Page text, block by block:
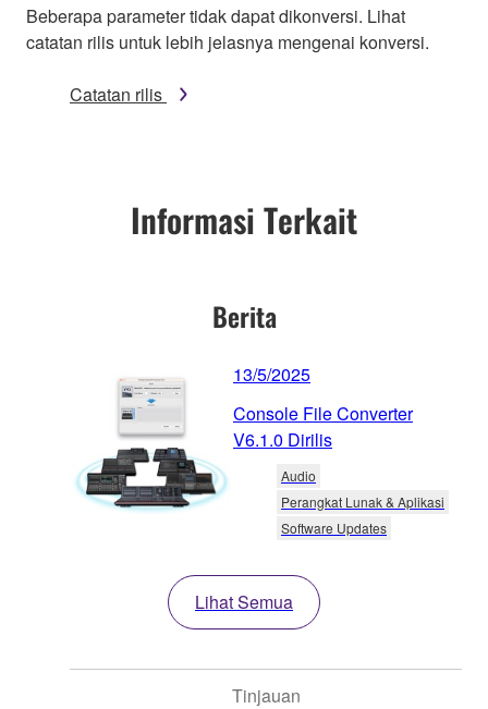
Beberapa parameter tidak dapat dikonversi. Lihat
catatan rilis untuk lebih jelasnya mengenai konversi.
Catatan rilis
Informasi Terkait
Berita
13/5/2025
Console File Converter
V6.1.0 Dirilis
Audio
Perangkat Lunak & Aplikasi
Software Updates
Lihat Semua
Tinjauan